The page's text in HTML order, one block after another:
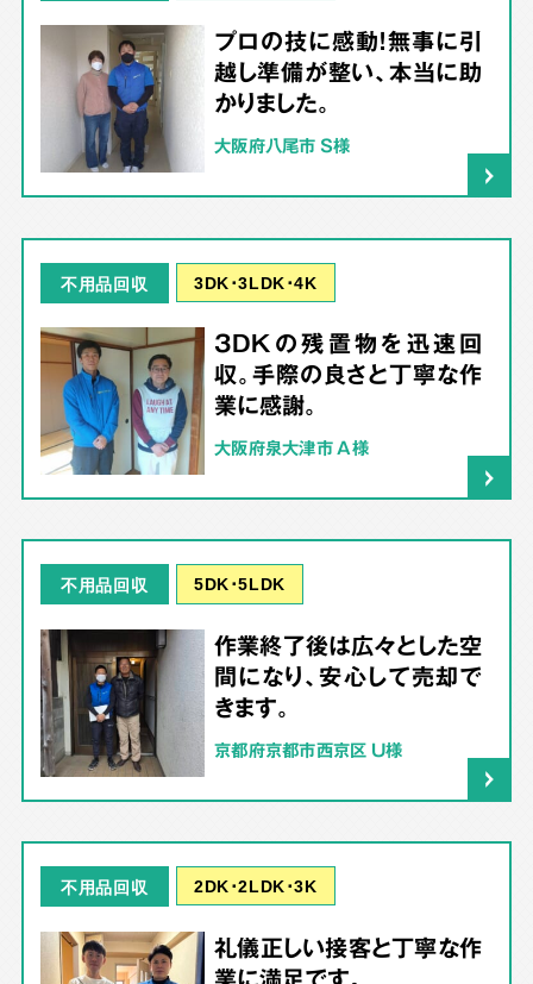
プロの技に感動！無事に引
越し準備が整い、本当に助
かりました。
大阪府八尾市 S様
不用品回収 3DK･3LDK･4K
3DKの残置物を迅速回
収。手際の良さと丁寧な作
業に感謝。
大阪府泉大津市 A様
不用品回収 5DK･5LDK
作業終了後は広々とした空
間になり、安心して売却で
きます。
京都府京都市西京区 U様
不用品回収 2DK･2LDK･3K
礼儀正しい接客と丁寧な作